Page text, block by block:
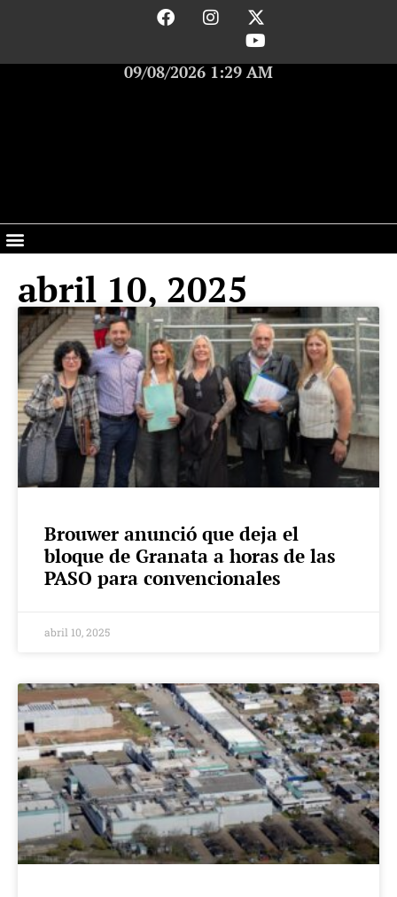
09/08/2026 1:29 AM
abril 10, 2025
Brouwer anunció que deja el
bloque de Granata a horas de las
PASO para convencionales
abril 10, 2025